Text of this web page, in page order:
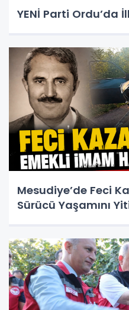
YENİ Parti Ordu’da
Mesudiye’de Feci
Sürücü Yaşamını